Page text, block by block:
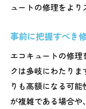
ュートの修理をより
事前に把握すべき
エコキュートの修
クは多岐にわたり
りも高額になる可
が複雑である場合